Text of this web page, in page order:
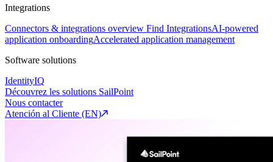
Integrations
Connectors & integrations overview Find IntegrationsAI-powered
application onboardingAccelerated application management
Software solutions
IdentityIQ
Découvrez les solutions SailPoint
Nous contacter
Atención al Cliente (EN)